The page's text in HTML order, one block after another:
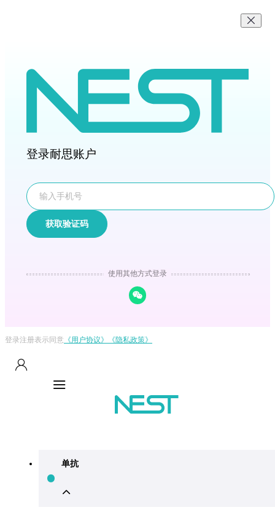
登录耐思账户
获取验证码
使用其他方式登录
登录注册表示同意 《用户协议》 《隐私政策》
单抗